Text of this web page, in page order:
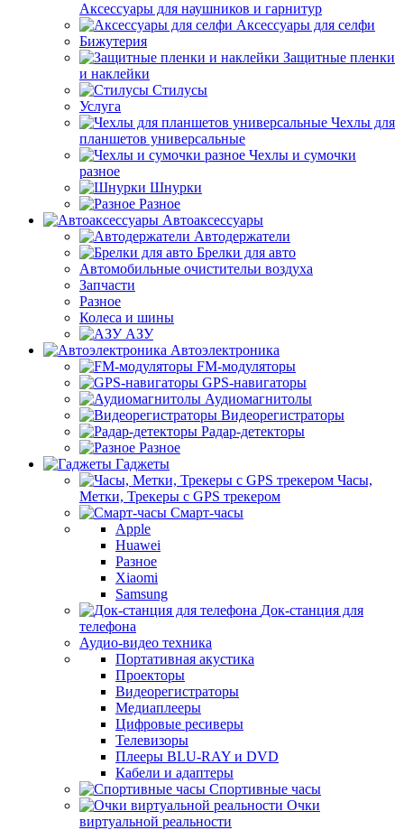
Аксессуары для наушников и гарнитур
Аксессуары для селфи
Бижутерия
Защитные пленки
и наклейки
Стилусы
Услуга
Чехлы для
планшетов универсальные
Чехлы и сумочки
разное
Шнурки
Разное
Автоаксессуары
Автодержатели
Брелки для авто
Автомобильные очистительи воздуха
Запчасти
Разное
Колеса и шины
АЗУ
Автоэлектроника
FM-модуляторы
GPS-навигаторы
Аудиомагнитолы
Видеорегистраторы
Радар-детекторы
Разное
Гаджеты
Часы,
Метки, Трекеры с GPS трекером
Смарт-часы
Apple
Huawei
Разное
Xiaomi
Samsung
Док-станция для
телефона
Аудио-видео техника
Портативная акустика
Проекторы
Видеорегистраторы
Медиаплееры
Цифровые ресиверы
Телевизоры
Плееры BLU-RAY и DVD
Кабели и адаптеры
Спортивные часы
Очки
виртуальной реальности